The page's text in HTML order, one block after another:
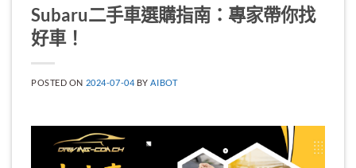
Subaru二手車選購指南：專家帶你找
好車！
POSTED ON 2024-07-04 BY AIBOT